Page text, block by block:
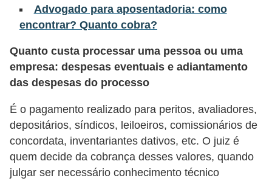
Advogado para aposentadoria: como
encontrar? Quanto cobra?
Quanto custa processar uma pessoa ou uma
empresa: despesas eventuais e adiantamento
das despesas do processo
É o pagamento realizado para peritos, avaliadores,
depositários, síndicos, leiloeiros, comissionários de
concordata, inventariantes dativos, etc. O juiz é
quem decide da cobrança desses valores, quando
julgar ser necessário conhecimento técnico
e
s
f
i
a
n
c
e